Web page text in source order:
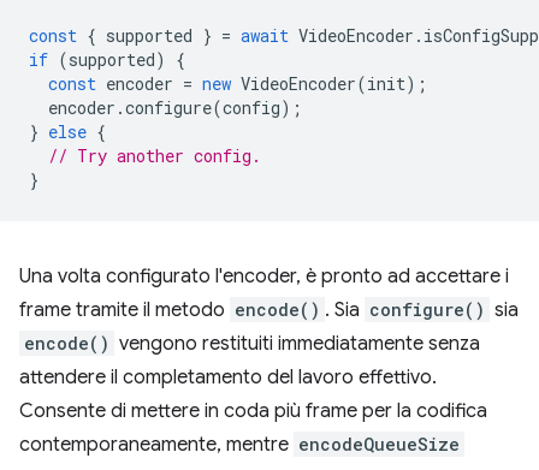
const { supported } = await VideoEncoder .
if (supported)
{
const encoder = new VideoEncoder(init);
encoder .configure(config);
} else {
// Try another config.
}
Una volta configurato l'encoder, è pronto ad accettare i
frame tramite il metodo encode() . Sia configure() sia
encode() vengono restituiti immediatamente senza
attendere il completamento del lavoro effettivo.
Consente di mettere in coda più frame per la codifica
contemporaneamente, mentre encodeQueueSize